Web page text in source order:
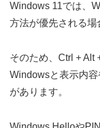
Windows 11では、
方法が優先される場
そのため、Ctrl + Alt
Windowsと表示内
があります。